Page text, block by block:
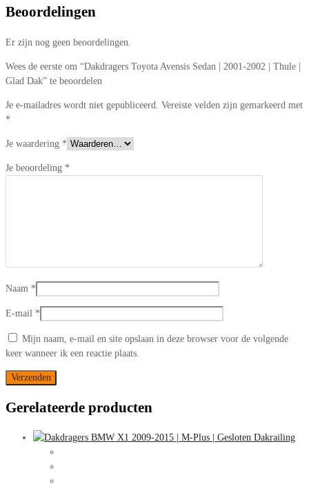
Beoordelingen
Er zijn nog geen beoordelingen.
Wees de eerste om “Dakdragers Toyota Avensis Sedan | 2001-2002 | Thule |
Glad Dak” te beoordelen
Je e-mailadres wordt niet gepubliceerd. Vereiste velden zijn gemarkeerd met
*
Je waardering *
Je beoordeling *
Naam *
E-mail *
Mijn naam, e-mail en site opslaan in deze browser voor de volgende
keer wanneer ik een reactie plaats.
Gerelateerde producten